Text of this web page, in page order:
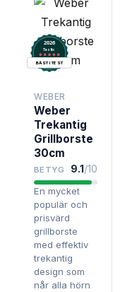
2026
Testix.
BÄST I TEST
WEBER
Weber
Trekantig
Grillborste
30cm
BETYG 9.1/10
En mycket
populär och
prisvärd
grillborste
med effektiv
trekantig
design som
når alla hörn